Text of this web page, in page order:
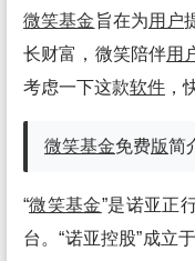
微笑基金 旨在为用户
长财富，微笑陪伴用
考虑一下这款软件 ，
微笑基金免费版简
“微笑基金”是诺亚正
台。“诺亚控股”成立